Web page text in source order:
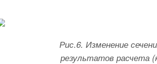
Рис.6. Изменение
результатов расчета